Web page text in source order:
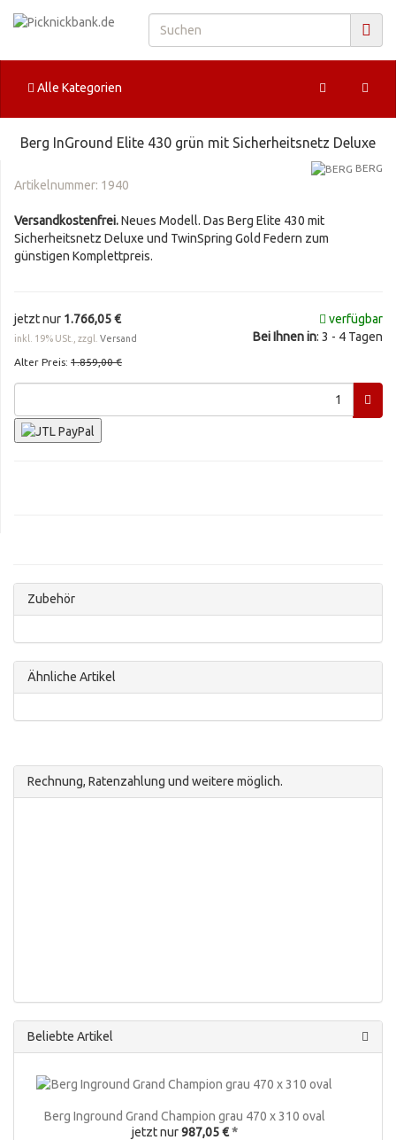
Alle Kategorien
Berg InGround Elite 430 grün mit Sicherheitsnetz Deluxe
BERG
Artikelnummer: 1940
Versandkostenfrei.Neues Modell. Das Berg Elite 430 mit
Sicherheitsnetz Deluxe und TwinSpring Gold Federn zum
günstigen Komplettpreis.
jetzt nur 1.766,05 €
inkl. 19% USt., zzgl. Versand
Alter Preis: 1.859,00 €
verfügbar
Bei Ihnen in: 3 - 4 Tagen
Zubehör
Ähnliche Artikel
Rechnung, Ratenzahlung und weitere möglich.
Beliebte Artikel
Berg Inground Grand Champion grau 470 x 310 oval
jetzt nur987,05 €*